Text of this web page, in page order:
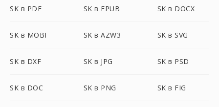
SK в PDF SK в EPUB SK в DOCX
SK в MOBI SK в AZW3 SK в SVG
SK в DXF SK в JPG SK в PSD
SK в DOC SK в PNG SK в FIG